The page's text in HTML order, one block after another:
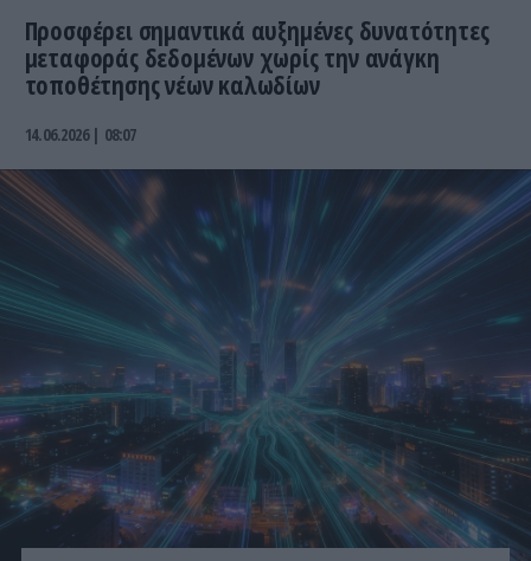
Προσφέρει σημαντικά αυξημένες δυνατότητες
μεταφοράς δεδομένων χωρίς την ανάγκη
τοποθέτησης νέων καλωδίων
14.06.2026 | 08:07